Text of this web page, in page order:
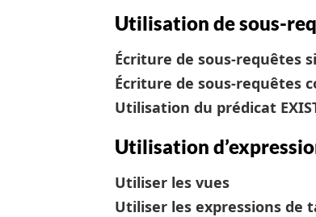
Utilisation de sous-
Écriture de sous-requêtes
Écriture de sous-requêtes
Utilisation du prédicat
Utilisation
Utiliser les vues
Utiliser les expressions de